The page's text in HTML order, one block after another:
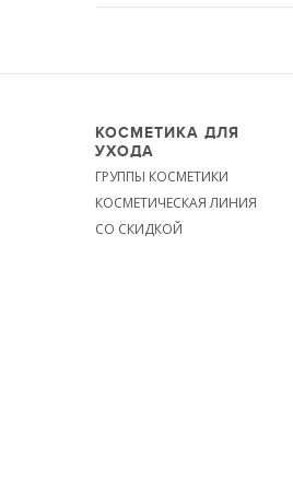
КОСМЕТИКА ДЛЯ
УХОДА
ГРУППЫ КОСМЕТИКИ
КОСМЕТИЧЕСКАЯ ЛИНИЯ
СО СКИДКОЙ